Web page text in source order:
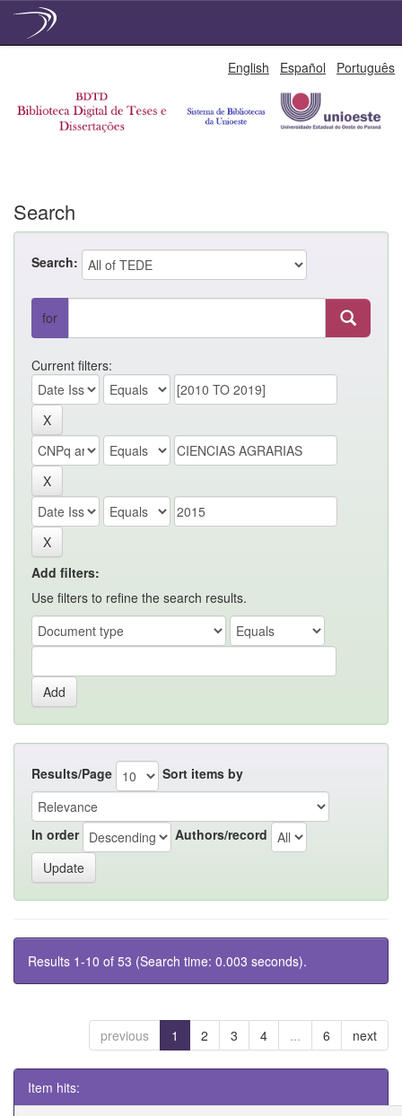
English Español Português
Search
Search:
for
Current filters:
Add filters:
Use filters to refine the search results.
Results/Page Sort items by
In order Authors/record
Results 1-10 of 53 (Search time: 0.003 seconds).
previous 1 2 3 4 ... 6 next
Item hits: